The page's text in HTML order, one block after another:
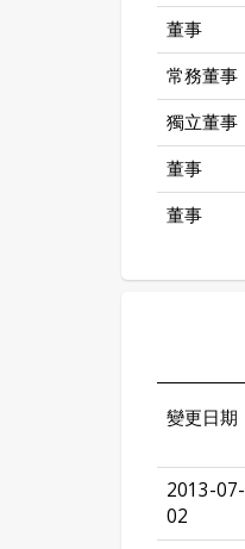
董事
常務董事
獨立董事
董事
董事
變更日期
2013-07-
02